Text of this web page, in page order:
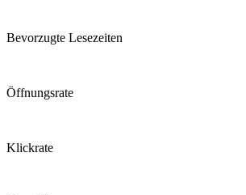
Bevorzugte Lesezeiten
Öffnungsrate
Klickrate